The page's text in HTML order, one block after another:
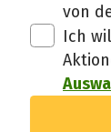
von
Ich